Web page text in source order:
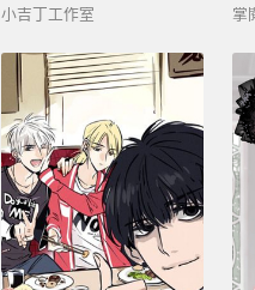
小吉丁工作室 掌